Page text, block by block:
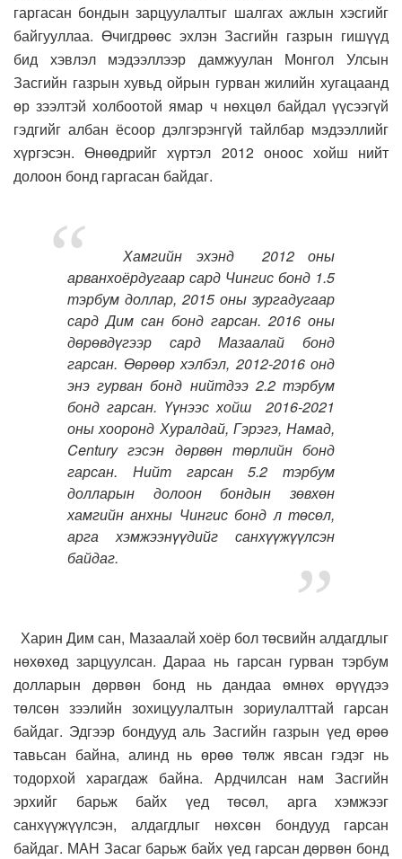
гаргасан бондын зарцуулалтыг шалгах ажлын хэсгийг
байгууллаа. Өчигдрөөс эхлэн Засгийн газрын гишүүд
бид хэвлэл мэдээллээр дамжуулан Монгол Улсын
Засгийн газрын хувьд ойрын гурван жилийн хугацаанд
өр зээлтэй холбоотой ямар ч нөхцөл байдал үүсээгүй
гэдгийг албан ёсоор дэлгэрэнгүй тайлбар мэдээллийг
хүргэсэн. Өнөөдрийг хүртэл 2012 оноос хойш нийт
долоон бонд гаргасан байдаг.
Хамгийн эхэнд 2012 оны
арванхоёрдугаар сард Чингис бонд 1.5
тэрбум доллар, 2015 оны зургадугаар
сард Дим сан бонд гарсан. 2016 оны
дөрөвдүгээр сард Мазаалай бонд
гарсан. Өөрөөр хэлбэл, 2012-2016 онд
энэ гурван бонд нийтдээ 2.2 тэрбум
бонд гарсан. Үүнээс хойш 2016-2021
оны хооронд Хуралдай, Гэрэгэ, Намад,
Century гэсэн дөрвөн төрлийн бонд
гарсан. Нийт гарсан 5.2 тэрбум
долларын долоон бондын зөвхөн
хамгийн анхны Чингис бонд л төсөл,
арга хэмжээнүүдийг санхүүжүүлсэн
байдаг.
Харин Дим сан, Мазаалай хоёр бол төсвийн алдагдлыг
нөхөхөд зарцуулсан. Дараа нь гарсан гурван тэрбум
долларын дөрвөн бонд нь дандаа өмнөх өрүүдээ
төлсөн зээлийн зохицуулалтын зориулалттай гарсан
байдаг. Эдгээр бондууд аль Засгийн газрын үед өрөө
тавьсан байна, алинд нь өрөө төлж явсан гэдэг нь
тодорхой харагдаж байна. Ардчилсан нам Засгийн
эрхийг барьж байх үед төсөл, арга хэмжээг
санхүүжүүлсэн, алдагдлыг нөхсөн бондууд гарсан
байдаг. МАН Засаг барьж байх үед гарсан дөрвөн бонд